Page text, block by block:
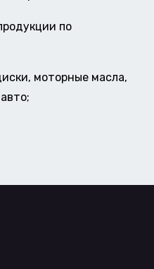
по
моторные масла,